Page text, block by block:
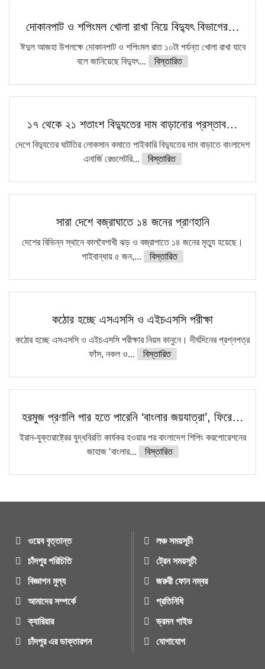
দোকানপাট ও শপিংমল খোলা রাখা নিয়ে বিদ্যুৎ বিভাগের…
ঈদুল আজহা উপলক্ষে দোকানপাট ও শপিংমল রাত ১০টা পর্যন্ত খোলা রাখা যাবে
বলে জানিয়েছে বিদ্যুৎ...
বিস্তারিত
১৭ থেকে ২১ শতাংশ বিদ্যুতের দাম বাড়ানোর প্রস্তাব…
দেশে বিদ্যুতের ঘাটতির লোকসান কমাতে পাইকারি বিদ্যুতের দাম বাড়াতে বাংলাদেশ
এনার্জি রেগুলেটরি...
বিস্তারিত
সারা দেশে বজ্রাঘাতে ১৪ জনের প্রাণহানি
দেশের বিভিন্ন স্থানে কালবৈশাখী ঝড় ও বজ্রাপাতে ১৪ জনের মৃত্যু হয়েছে।
গাইবান্ধায় ৫ জন,...
বিস্তারিত
কঠোর হচ্ছে এসএসসি ও এইচএসসি পরীক্ষা
কঠোর হচ্ছে এসএসসি ও এইচএসসি পরীক্ষার নিয়ম কানুনে। দীর্ঘদিনের প্রশ্নপত্র
ফাঁস, নকল ও...
বিস্তারিত
হরমুজ প্রণালি পার হতে পারেনি ‘বাংলার জয়যাত্রা’, ফিরে…
ইরান-যুক্তরাষ্ট্রের যুদ্ধবিরতি কার্যকর হওয়ার পর বাংলাদেশ শিপিং করপোরেশনের
জাহাজ ‘বাংলার...
বিস্তারিত
ওয়েব বৃত্তান্ত
চাঁদপুর পরিচিতি
বিজ্ঞাপন মুল্য
আমাদের সম্পর্কে
ক্যারিয়ার
চাঁদপুর এর ডাক্তারগন
লঞ্চ সময়সূচী
ট্রেন সময়সূচী
জরুরী ফোন নম্বর
প্রতিনিধি
ভ্রমন গাইড
যোগাযোগ